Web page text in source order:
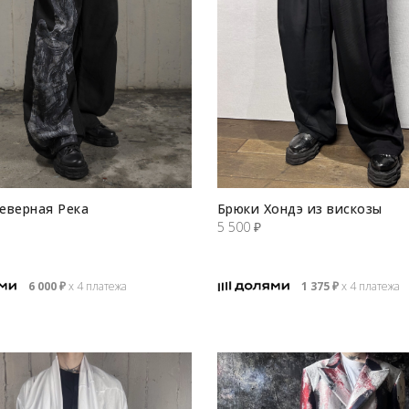
Река
6 000₽х 4 платежа
Брюки Хондэ из вискозы
5 500 ₽
1 375₽х 4 платежа